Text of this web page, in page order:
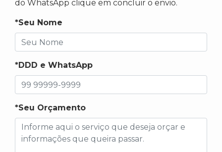
do WhatsApp clique em concluir o envio.
*Seu Nome
*DDD e WhatsApp
*Seu Orçamento